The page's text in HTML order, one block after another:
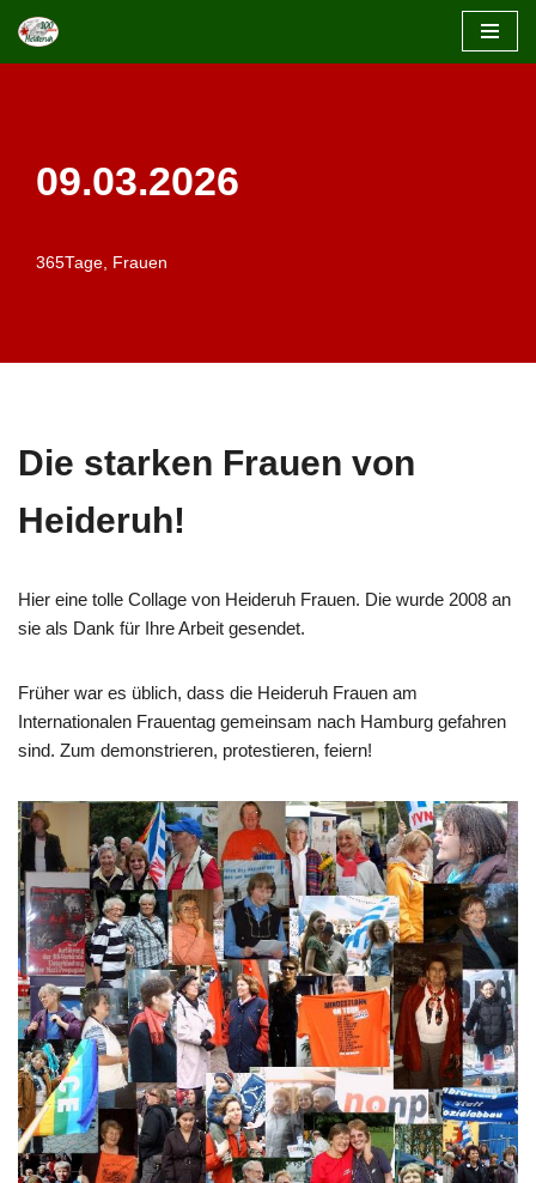
Zum
09.03.2026
365Tage Frauen
Die starken Frauen von
Heideruh!
Hier eine tolle Collage von Heideruh Frauen. Die wurde 2008 an
sie als Dank für Ihre Arbeit gesendet.
Früher war es üblich, dass die Heideruh Frauen am
Internationalen Frauentag gemeinsam nach Hamburg gefahren
sind. Zum demonstrieren, protestieren, feiern!